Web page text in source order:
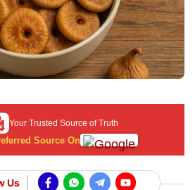
Your Trusted Source of Truth
Source On
Us